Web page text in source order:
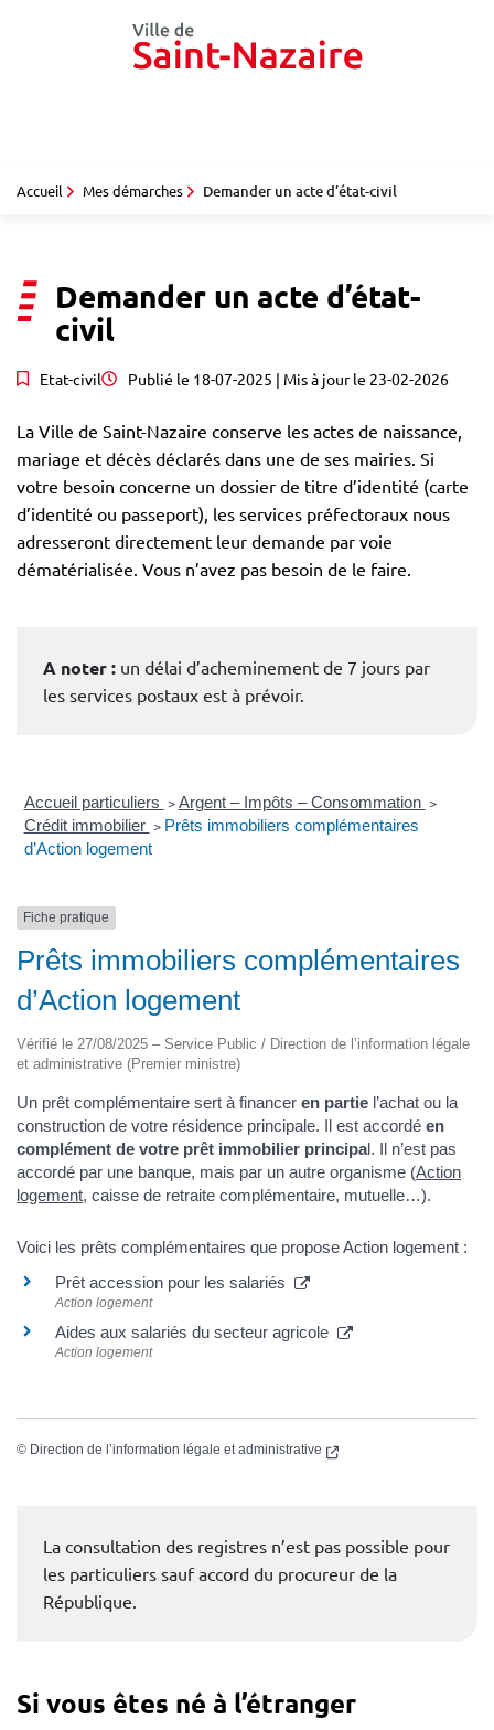
Accueil Mes démarches Demander un acte d’état-civil
Demander un acte d’état-
civil
Etat-civil Publié le 18-07-2025 | Mis à jour le 23-02-2026
La Ville de Saint-Nazaire conserve les actes de naissance,
mariage et décès déclarés dans une de ses mairies. Si
votre besoin concerne un dossier de titre d’identité (carte
d’identité ou passeport), les services préfectoraux nous
adresseront directement leur demande par voie
dématérialisée. Vous n’avez pas besoin de le faire.
A noter : un délai d’acheminement de 7 jours par
les services postaux est à prévoir.
Accueil particuliers > Argent – Impôts – Consommation >
Crédit immobilier > Prêts immobiliers complémentaires
d’Action logement
Fiche pratique
Prêts immobiliers complémentaires
d’Action logement
Vérifié le 27/08/2025 – Service Public / Direction de l’information légale
et administrative (Premier ministre)
Un prêt complémentaire sert à financer en partie l’achat ou la
construction de votre résidence principale. Il est accordé en
complément de votre prêt immobilier principal. Il n’est pas
accordé par une banque, mais par un autre organisme (Action
logement, caisse de retraite complémentaire, mutuelle…).
Voici les prêts complémentaires que propose Action logement :
Prêt accession pour les salariés
Action logement
Aides aux salariés du secteur agricole
Action logement
© Direction de l’information légale et administrative (nouvelle fenêtre)
La consultation des registres n’est pas possible pour
les particuliers sauf accord du procureur de la
République.
Si vous êtes né à l’étranger